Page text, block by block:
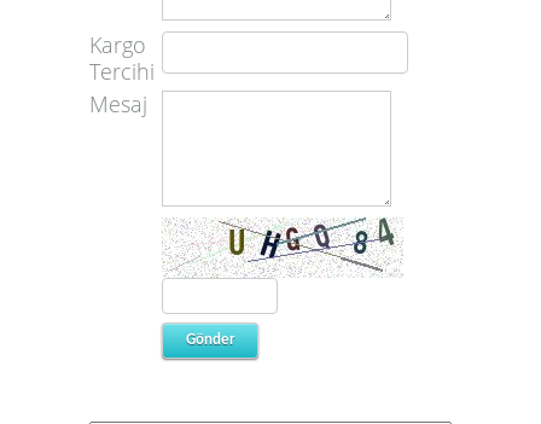
Kargo
Tercihi
Mesaj